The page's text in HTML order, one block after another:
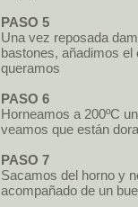
PASO 5
Una vez reposada
bastones, añadimos el
queramos
PASO 6
Horneamos a 200ºC
veamos que están
PASO 7
Sacamos del horno y
acompañado de un